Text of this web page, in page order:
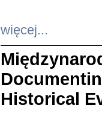
więcej...
Historical